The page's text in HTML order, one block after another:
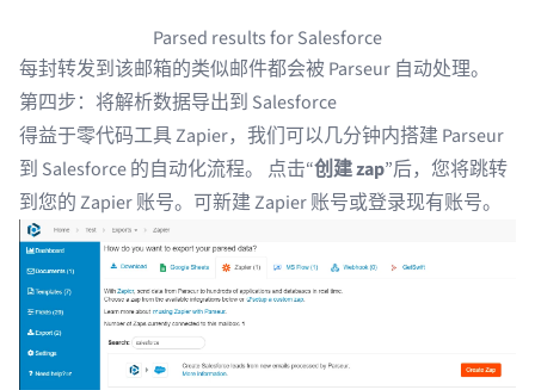
Parsed results for Salesforce
每封转发到该邮箱的类似邮件都会被 Parseur 自动处理。
第四步：将解析数据导出到 Salesforce
得益于零代码工具 Zapier，我们可以几分钟内搭建 Parseur
到 Salesforce 的自动化流程。 点击“创建 zap”后，您将跳转
到您的 Zapier 账号。可新建 Zapier 账号或登录现有账号。